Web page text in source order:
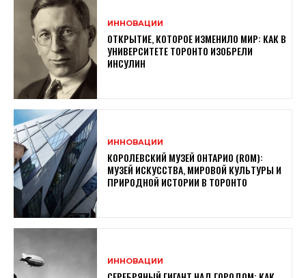
ИННОВАЦИИ
ОТКРЫТИЕ, КОТОРОЕ ИЗМЕНИЛО МИР: КАК В
УНИВЕРСИТЕТЕ ТОРОНТО ИЗОБРЕЛИ
ИНСУЛИН
ИННОВАЦИИ
КОРОЛЕВСКИЙ МУЗЕЙ ОНТАРИО (ROM):
МУЗЕЙ ИСКУССТВА, МИРОВОЙ КУЛЬТУРЫ И
ПРИРОДНОЙ ИСТОРИИ В ТОРОНТО
ИННОВАЦИИ